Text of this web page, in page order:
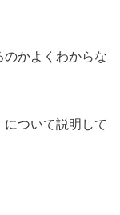
のかよくわからな
ついて説明して